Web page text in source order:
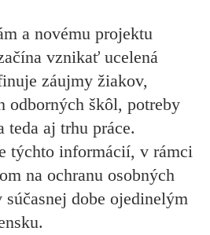
a novému projektu
vznikať ucelená
záujmy žiakov,
odborných škôl, potreby
teda aj trhu práce.
týchto informácií, v rámci
na ochranu osobných
dobe ojedinelým